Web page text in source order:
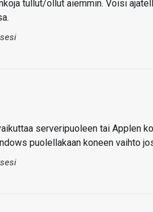
tullut/ollut aiemmin. Voisi
serveripuoleen tai Applen
puolellakaan koneen vaihto